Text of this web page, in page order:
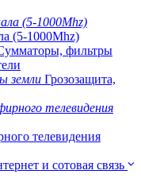
(5-1000Mhz)
фильтры
Грозозащита,
телевидения
и сотовая связь